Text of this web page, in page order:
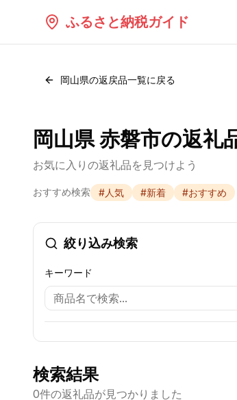
ふるさと納税ガイド
岡山県の返戻品一覧に戻る
岡山県 赤磐市の返礼
お気に入りの返礼品を見つけよう
おすすめ検索 #人気 #新着 #おすすめ
絞り込み検索
キーワード
検索結果
0件の返礼品が見つかりました